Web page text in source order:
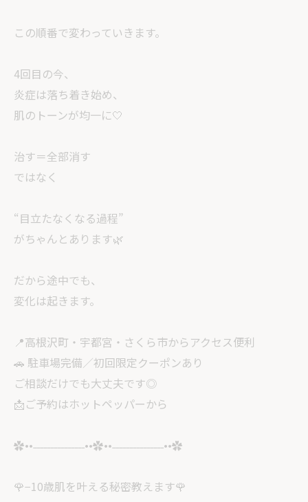
この順番で変わっていきます。
4回目の今、
炎症は落ち着き始め、
肌のトーンが均一に🤍
治す＝全部消す
ではなく
“目立たなくなる過程”
がちゃんとあります🌿
だから途中でも、
変化は起きます。
📍高根沢町・宇都宮・さくら市からアクセス便利
🚗 駐車場完備／初回限定クーポンあり
ご相談だけでも大丈夫です◎
📩ご予約はホットペッパーから
✿••˗˗˗˗˗˗˗˗˗˗˗˗˗˗˗••✿••˗˗˗˗˗˗˗˗˗˗˗˗˗˗˗••✿
🌹−10歳肌を叶える秘密教えます🌹